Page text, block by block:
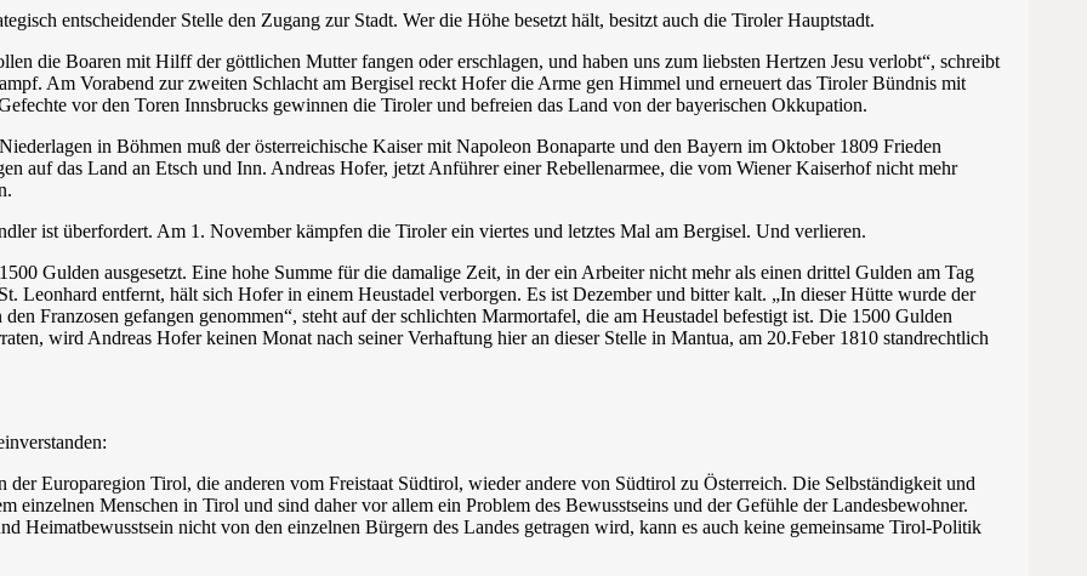
entscheidender Stelle den Zugang zur Stadt. Wer die Höhe besetzt hält, besitzt auch die Tiroler Hauptstadt.
die Boaren mit Hilff der göttlichen Mutter fangen oder erschlagen, und haben uns zum liebsten Hertzen Jesu verlobt“, schreibt
Am Vorabend zur zweiten Schlacht am Bergisel reckt Hofer die Arme gen Himmel und erneuert das Tiroler Bündnis mit
vor den Toren Innsbrucks gewinnen die Tiroler und befreien das Land von der bayerischen Okkupation.
in Böhmen muß der österreichische Kaiser mit Napoleon Bonaparte und den Bayern im Oktober 1809 Frieden
auf das Land an Etsch und Inn. Andreas Hofer, jetzt Anführer einer Rebellenarmee, die vom Wiener Kaiserhof nicht mehr
ist überfordert. Am 1. November kämpfen die Tiroler ein viertes und letztes Mal am Bergisel. Und verlieren.
Gulden ausgesetzt. Eine hohe Summe für die damalige Zeit, in der ein Arbeiter nicht mehr als einen drittel Gulden am Tag
Leonhard entfernt, hält sich Hofer in einem Heustadel verborgen. Es ist Dezember und bitter kalt. „In dieser Hütte wurde der
Franzosen gefangen genommen“, steht auf der schlichten Marmortafel, die am Heustadel befestigt ist. Die 1500 Gulden
wird Andreas Hofer keinen Monat nach seiner Verhaftung hier an dieser Stelle in Mantua, am 20.Feber 1810 standrechtlich
der Europaregion Tirol, die anderen vom Freistaat Südtirol, wieder andere von Südtirol zu Österreich. Die Selbständigkeit und
einzelnen Menschen in Tirol und sind daher vor allem ein Problem des Bewusstseins und der Gefühle der Landesbewohner.
Heimatbewusstsein nicht von den einzelnen Bürgern des Landes getragen wird, kann es auch keine gemeinsame Tirol-Politik